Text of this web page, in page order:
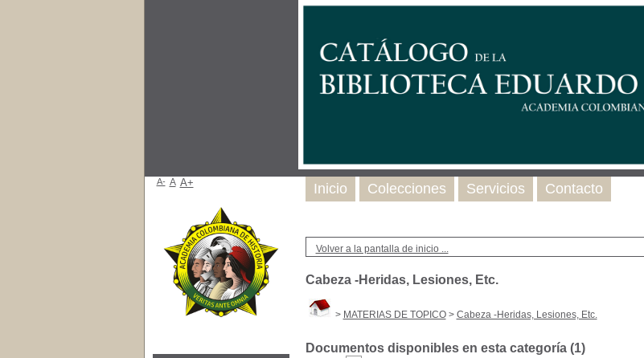
Volver a la pantalla de inicio ...
Cabeza -Heridas, Lesiones, Etc.
> MATERIAS DE TOPICO> Cabeza -Heridas, Lesiones, Etc.
Documentos disponibles en esta categoría (1)
Inicio Colecciones Servicios Contacto
A- A A+